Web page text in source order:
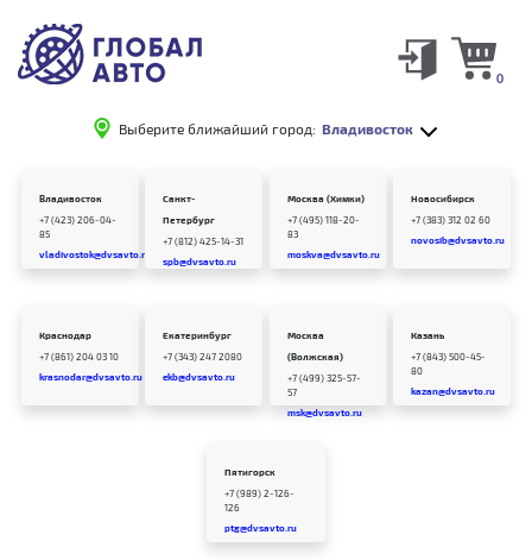
Выберите ближайший город: Владивосток
0
Владивосток
+7 (423) 206-04-
85
vladivostok@dvsavto.ru
Санкт-
Петербург
+7 (812) 425-14-31
spb@dvsavto.ru
Москва (Химки)
+7 (495) 118-20-
83
moskva@dvsavto.ru
Новосибирск
+7 (383) 312 02 60
novosib@dvsavto.ru
Краснодар
+7 (861) 204 03 10
krasnodar@dvsavto.ru
Екатеринбург
+7 (343) 247 2080
ekb@dvsavto.ru
Москва
(Волжская)
+7 (499) 325-57-
57
msk@dvsavto.ru
Казань
+7 (843) 500-45-
80
kazan@dvsavto.ru
Пятигорск
+7 (989) 2-126-
126
ptg@dvsavto.ru